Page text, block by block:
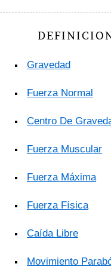
Gravedad
Fuerza Normal
Centro De
Fuerza Muscular
Fuerza Máxima
Fuerza Física
Caída Libre
Movimiento